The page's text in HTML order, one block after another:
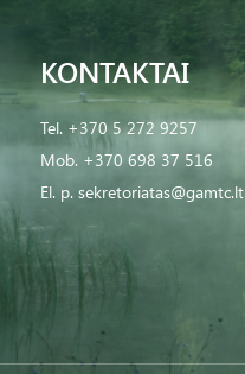
KONTAKTAI
Tel. +370 5 272 9257
Mob. +370 698 37 516
El. p. sekretoriatas@gamtc.lt